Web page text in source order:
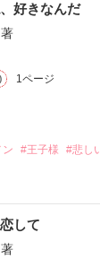
好きなんだ
1ページ
ン #王子様 #悲し
して